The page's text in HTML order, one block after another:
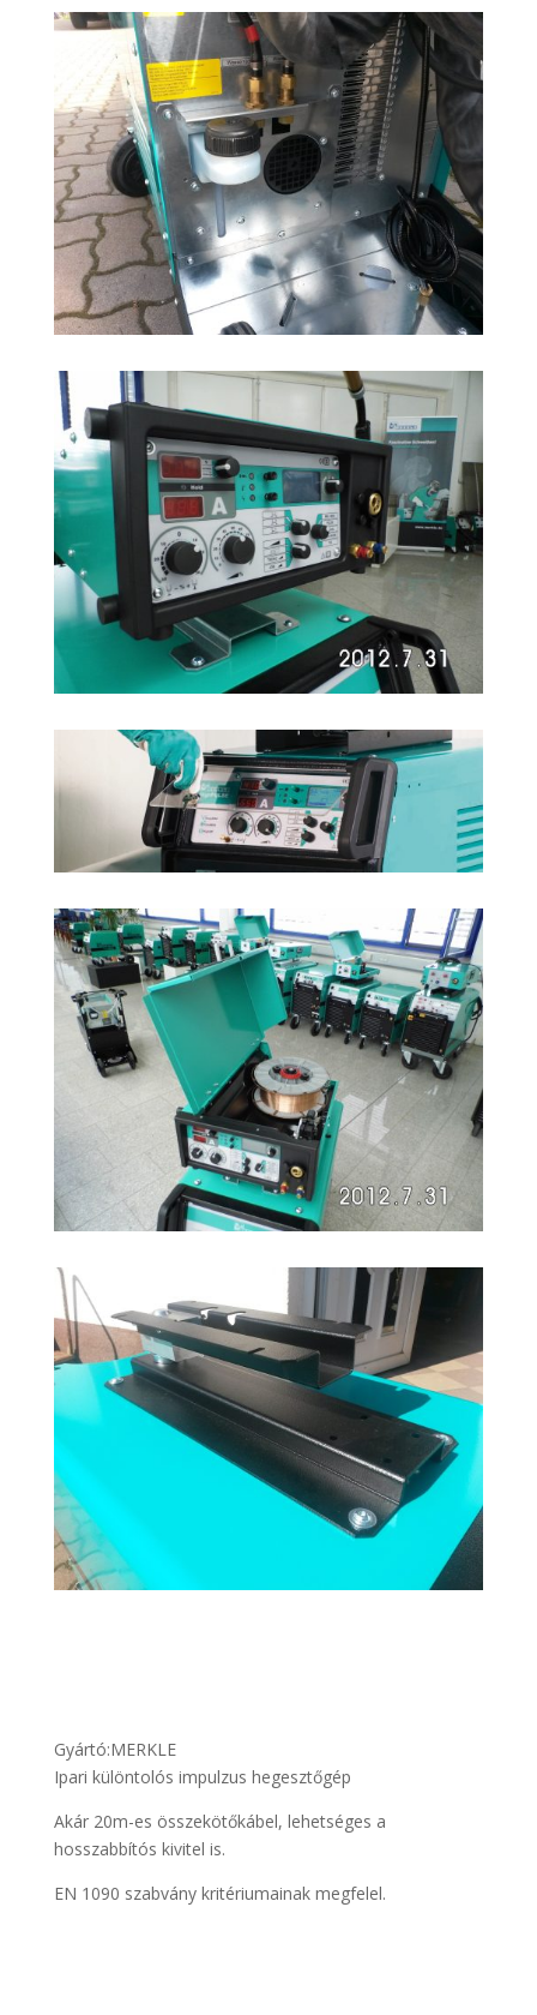
Gyártó:MERKLE
Ipari különtolós impulzus hegesztőgép
Akár 20m-es összekötőkábel, lehetséges a
hosszabbítós kivitel is.
EN 1090 szabvány kritériumainak megfelel.